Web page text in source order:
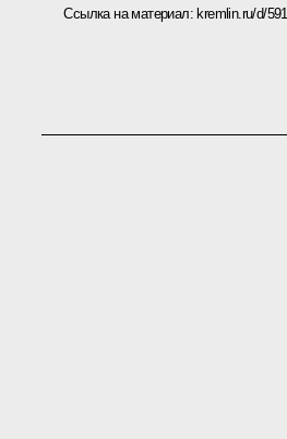
Ссылка на материал: kremlin.ru/d/